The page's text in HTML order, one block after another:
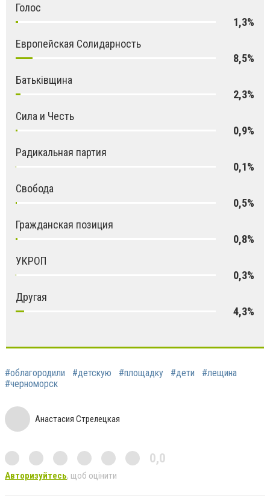
Голос
1,3%
Европейская Солидарность
8,5%
Батьківщина
2,3%
Сила и Честь
0,9%
Радикальная партия
0,1%
Свобода
0,5%
Гражданская позиция
0,8%
УКРОП
0,3%
Другая
4,3%
#облагородили #детскую #площадку #дети
#лещина
#черноморск
Анастасия Стрелецкая
0,0
Авторизуйтесь, щоб оцінити